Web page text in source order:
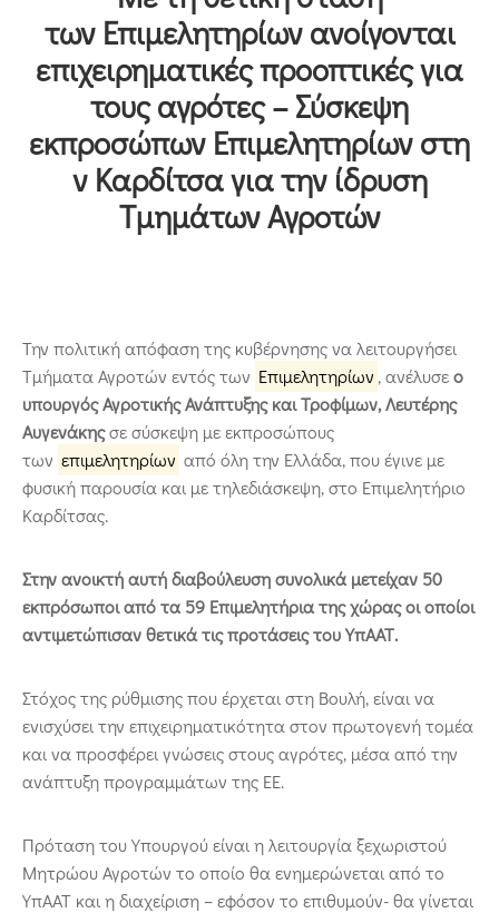
των Επιμελητηρίων ανοίγονται
επιχειρηματικές προοπτικές για
τους αγρότες – Σύσκεψη
εκπροσώπων Επιμελητηρίων στη
ν Καρδίτσα για την ίδρυση
Τμημάτων Αγροτών
Την πολιτική απόφαση της κυβέρνησης να λειτουργήσει
Τμήματα Αγροτών εντός των Επιμελητηρίων , ανέλυσεο
υπουργός Αγροτικής Ανάπτυξης και Τροφίμων, Λευτέρης
Αυγενάκηςσε σύσκεψη με εκπροσώπους
των επιμελητηρίων από όλη την Ελλάδα, που έγινε με
φυσική παρουσία και με τηλεδιάσκεψη, στο Επιμελητήριο
Καρδίτσας.
Στην ανοικτή αυτή διαβούλευση συνολικά μετείχαν 50
εκπρόσωποι από τα 59 Επιμελητήρια της χώρας οι οποίοι
αντιμετώπισαν θετικά τις προτάσεις του ΥπΑΑΤ.
Στόχος της ρύθμισης που έρχεται στη Βουλή, είναι να
ενισχύσει την επιχειρηματικότητα στον πρωτογενή τομέα
και να προσφέρει γνώσεις στους αγρότες, μέσα από την
ανάπτυξη προγραμμάτων της ΕΕ.
Πρόταση του Υπουργού είναι η λειτουργία ξεχωριστού
Μητρώου Αγροτών το οποίο θα ενημερώνεται από το
ΥπΑΑΤ και η διαχείριση – εφόσον το επιθυμούν- θα γίνεται